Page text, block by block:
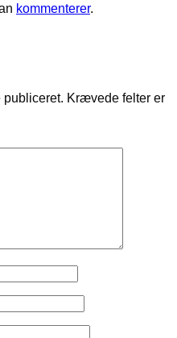
kommenterer.
publiceret. Krævede felter er